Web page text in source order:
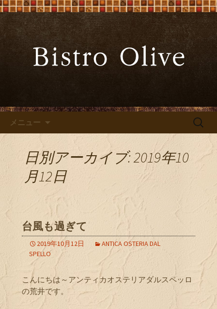
大阪難波の「Bistro Olive（ビ
ストロ オリーブ）」
大阪難波の「ビストロオリーブ」でワ
インと炭火焼料理を
メニュー
検
日別アーカイブ: 2019年10
月12日
台風も過ぎて
2019年10月12日
ANTICA OSTERIA DAL
SPELLO
こんにちは～アンティカオステリアダルスペッロ
の荒井です。